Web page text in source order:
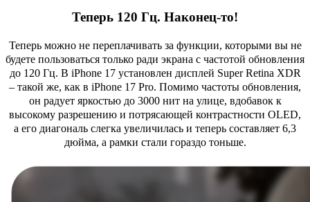
Теперь 120 Гц. Наконец-то!
Теперь можно не переплачивать за функции, которыми вы не
будете пользоваться только ради экрана с частотой обновления
до 120 Гц. В iPhone 17 установлен дисплей Super Retina XDR
– такой же, как в iPhone 17 Pro. Помимо частоты обновления,
он радует яркостью до 3000 нит на улице, вдобавок к
высокому разрешению и потрясающей контрастности OLED,
а его диагональ слегка увеличилась и теперь составляет 6,3
дюйма, а рамки стали гораздо тоньше.